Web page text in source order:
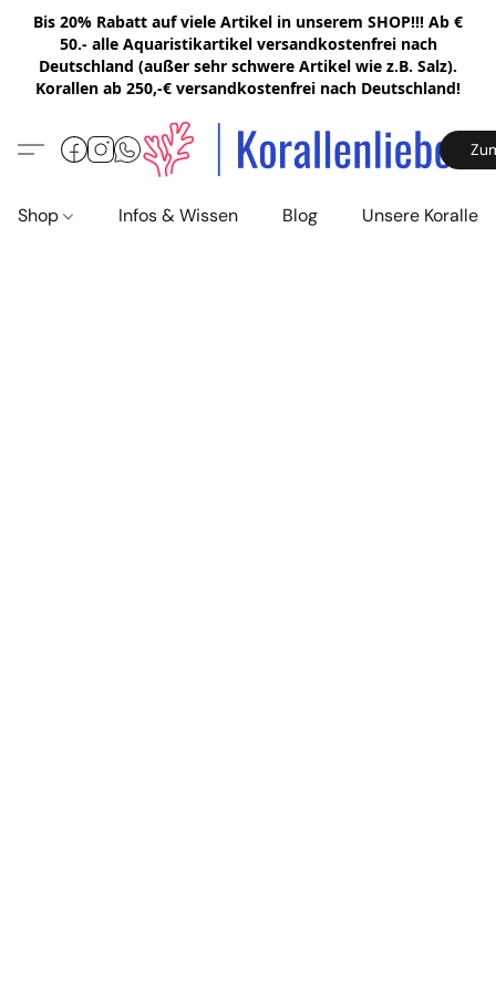
Bis 20% Rabatt auf viele Artikel in unserem SHOP!!! Ab €
50.- alle Aquaristikartikel versandkostenfrei nach
Deutschland (außer sehr schwere Artikel wie z.B. Salz).
Korallen ab 250,-€ versandkostenfrei nach Deutschland!
Shop Infos & Wissen Blog Unsere Korallen